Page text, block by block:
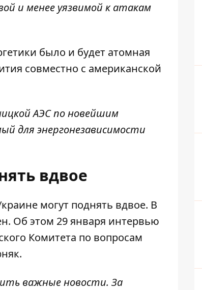
и менее уязвимой к атакам
было и будет атомная
совместно с американской
АЭС по новейшим
для энергонезависимости
вдвое
могут поднять вдвое. В
Об этом 29 января интервью
Комитета по вопросам
важные новости. За